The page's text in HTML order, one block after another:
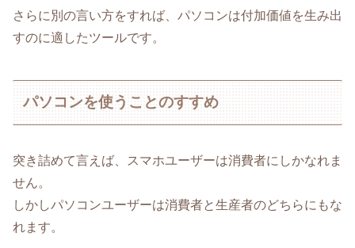
さらに別の言い方をすれば、パソコンは付加価値を生み出
すのに適したツールです。
パソコンを使うことのすすめ
突き詰めて言えば、スマホユーザーは消費者にしかなれま
せん。
しかしパソコンユーザーは消費者と生産者のどちらにもな
れます。